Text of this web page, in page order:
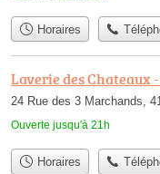
Horaires
Laverie des Chateaux
24 Rue des 3 Marchands,
Ouverte jusqu'à 21h
Horaires